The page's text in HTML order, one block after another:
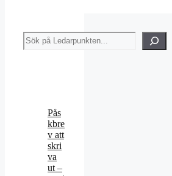
Sök
Pås
kbre
v att
skri
va
ut –